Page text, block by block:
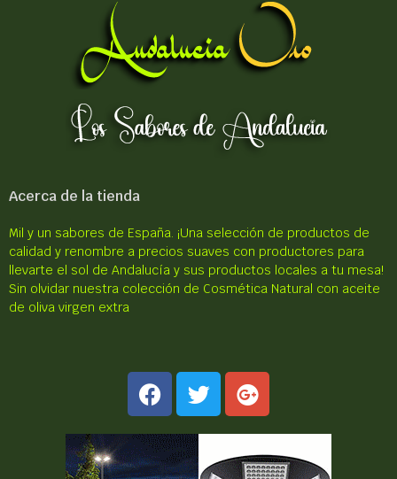
Acerca de la tienda
Mil y un sabores de España. ¡Una selección de productos de
calidad y renombre a precios suaves con productores para
llevarte el sol de Andalucía y sus productos locales a tu mesa!
Sin olvidar nuestra colección de Cosmética Natural con aceite
de oliva virgen extra